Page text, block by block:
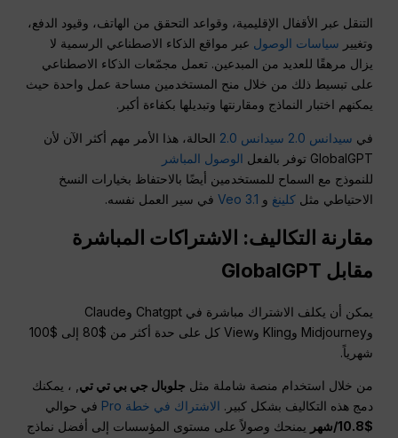
التنقل عبر الأقفال الإقليمية، وقواعد التحقق من الهاتف، وقيود الدفع،
وتغيير سياسات الوصول عبر مواقع الذكاء الاصطناعي الرسمية لا
يزال مرهقًا للعديد من المبدعين. تعمل مجمّعات الذكاء الاصطناعي
على تبسيط ذلك من خلال منح المستخدمين مساحة عمل واحدة حيث
يمكنهم اختبار النماذج ومقارنتها وتبديلها بكفاءة أكبر.
في سيدانس 2.0 سيدانس 2.0
الحالة، هذا الأمر مهم أكثر الآن لأن
GlobalGPT توفر بالفعل
الوصول المباشر
للنموذج مع السماح للمستخدمين أيضًا بالاحتفاظ بخيارات النسخ
الاحتياطي مثلكلينغ و Veo 3.1 في سير العمل نفسه.
مقارنة التكاليف: الاشتراكات المباشرة
مقابل GlobalGPT
يمكن أن يكلف الاشتراك مباشرة في Chatgpt وClaude
وMidjourney وKling وView كل على حدة أكثر من $80 إلى $100
شهرياً.
من خلال استخدام منصة شاملة مثل جلوبال جي بي تي تي , ، يمكنك
دمج هذه التكاليف بشكل كبير. الاشتراك في خطة Pro
في حوالي
$10.8/شهر
يمنحك وصولاً على مستوى المؤسسات إلى أفضل نماذج